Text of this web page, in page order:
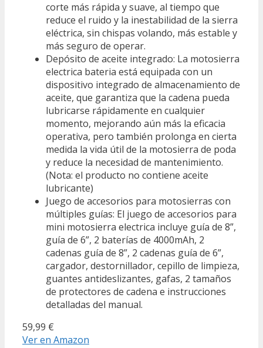
corte más rápida y suave, al tiempo que
reduce el ruido y la inestabilidad de la sierra
eléctrica, sin chispas volando, más estable y
más seguro de operar.
Depósito de aceite integrado: La motosierra
electrica bateria está equipada con un
dispositivo integrado de almacenamiento de
aceite, que garantiza que la cadena pueda
lubricarse rápidamente en cualquier
momento, mejorando aún más la eficacia
operativa, pero también prolonga en cierta
medida la vida útil de la motosierra de poda
y reduce la necesidad de mantenimiento.
(Nota: el producto no contiene aceite
lubricante)
Juego de accesorios para motosierras con
múltiples guías: El juego de accesorios para
mini motosierra electrica incluye guía de 8”,
guía de 6”, 2 baterías de 4000mAh, 2
cadenas guía de 8”, 2 cadenas guía de 6”,
cargador, destornillador, cepillo de limpieza,
guantes antideslizantes, gafas, 2 tamaños
de protectores de cadena e instrucciones
detalladas del manual.
59,99 €
Ver en Amazon